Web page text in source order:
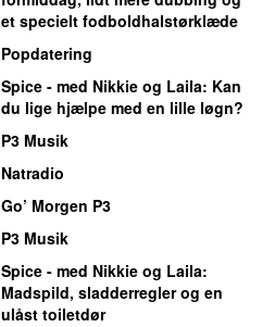
et specielt fodboldhalstørklæde
Popdatering
Spice - med Nikkie og Laila: Kan
du lige hjælpe med en lille løgn?
P3 Musik
Natradio
Go’ Morgen P3
P3 Musik
Spice - med Nikkie og Laila:
Madspild, sladderregler og en
ulåst toiletdør